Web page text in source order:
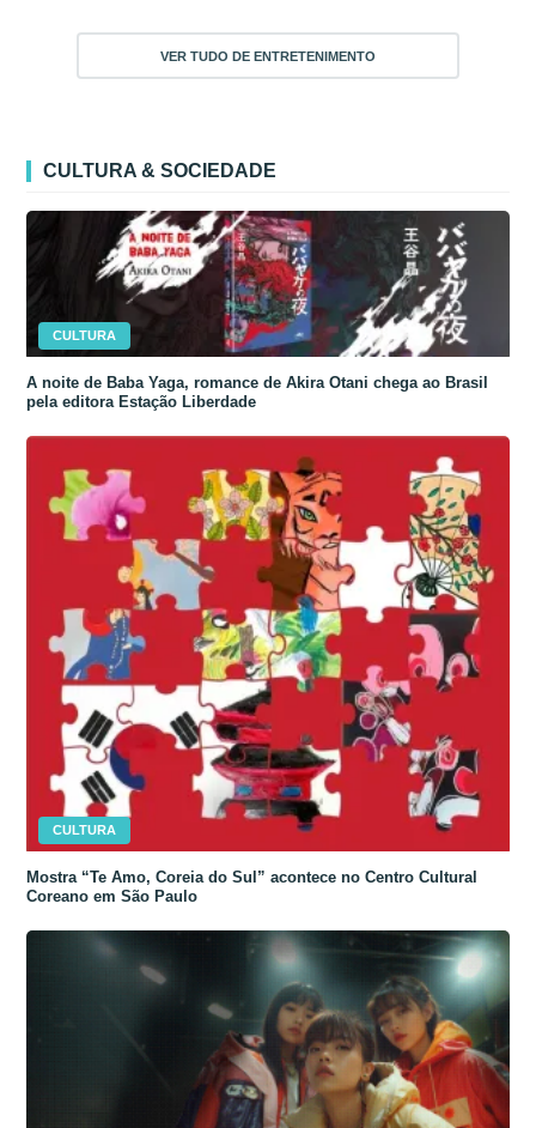
VER TUDO DE ENTRETENIMENTO
CULTURA & SOCIEDADE
CULTURA
A noite de Baba Yaga, romance de Akira Otani chega ao Brasil
pela editora Estação Liberdade
CULTURA
Mostra “Te Amo, Coreia do Sul” acontece no Centro Cultural
Coreano em São Paulo